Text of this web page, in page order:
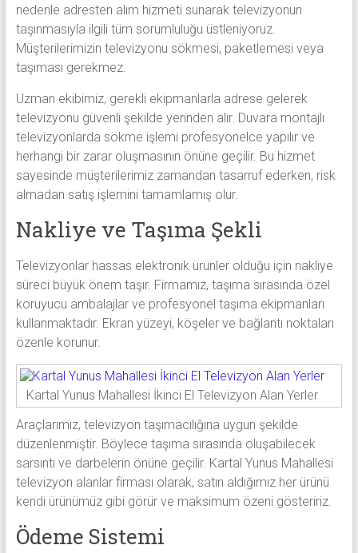
nedenle adresten alım hizmeti sunarak televizyonun
taşınmasıyla ilgili tüm sorumluluğu üstleniyoruz.
Müşterilerimizin televizyonu sökmesi, paketlemesi veya
taşıması gerekmez.
Uzman ekibimiz, gerekli ekipmanlarla adrese gelerek
televizyonu güvenli şekilde yerinden alır. Duvara montajlı
televizyonlarda sökme işlemi profesyonelce yapılır ve
herhangi bir zarar oluşmasının önüne geçilir. Bu hizmet
sayesinde müşterilerimiz zamandan tasarruf ederken, risk
almadan satış işlemini tamamlamış olur.
Nakliye ve Taşıma Şekli
Televizyonlar hassas elektronik ürünler olduğu için nakliye
süreci büyük önem taşır. Firmamız, taşıma sırasında özel
koruyucu ambalajlar ve profesyonel taşıma ekipmanları
kullanmaktadır. Ekran yüzeyi, köşeler ve bağlantı noktaları
özenle korunur.
Kartal Yunus Mahallesi İkinci El Televizyon Alan Yerler
Araçlarımız, televizyon taşımacılığına uygun şekilde
düzenlenmiştir. Böylece taşıma sırasında oluşabilecek
sarsıntı ve darbelerin önüne geçilir. Kartal Yunus Mahallesi
televizyon alanlar firması olarak, satın aldığımız her ürünü
kendi ürünümüz gibi görür ve maksimum özeni gösteririz.
Ödeme Sistemi